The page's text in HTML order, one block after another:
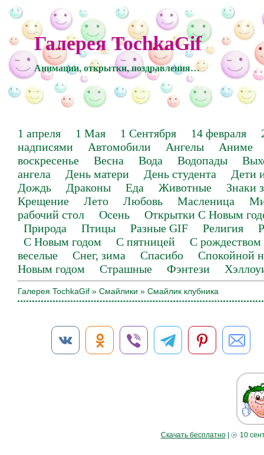
Галерея TochkaGif
Анимации, открытки, поздравления…
1 апреля 1 Мая 1 Сентября 14 февраля
надписями
Автомобили Ангелы
Аниме
воскресенье
Весна Вода Водопады
ангела
День матери День студента
Дети
Дождь
Драконы Еда Животные
Знаки
Крещение
Лето Любовь Масленица
рабочий стол
Осень
Открытки С Новым
Природа
Птицы Разные GIF Религия
С Новым годом
С пятницей
С рождеством
веселые
Снег, зима Спасибо
Спокойной
Новым годом
Страшные Фэнтези
Галерея TochkaGif » Смайлики » Смайлик клубника
Скачать бесплатно| 10